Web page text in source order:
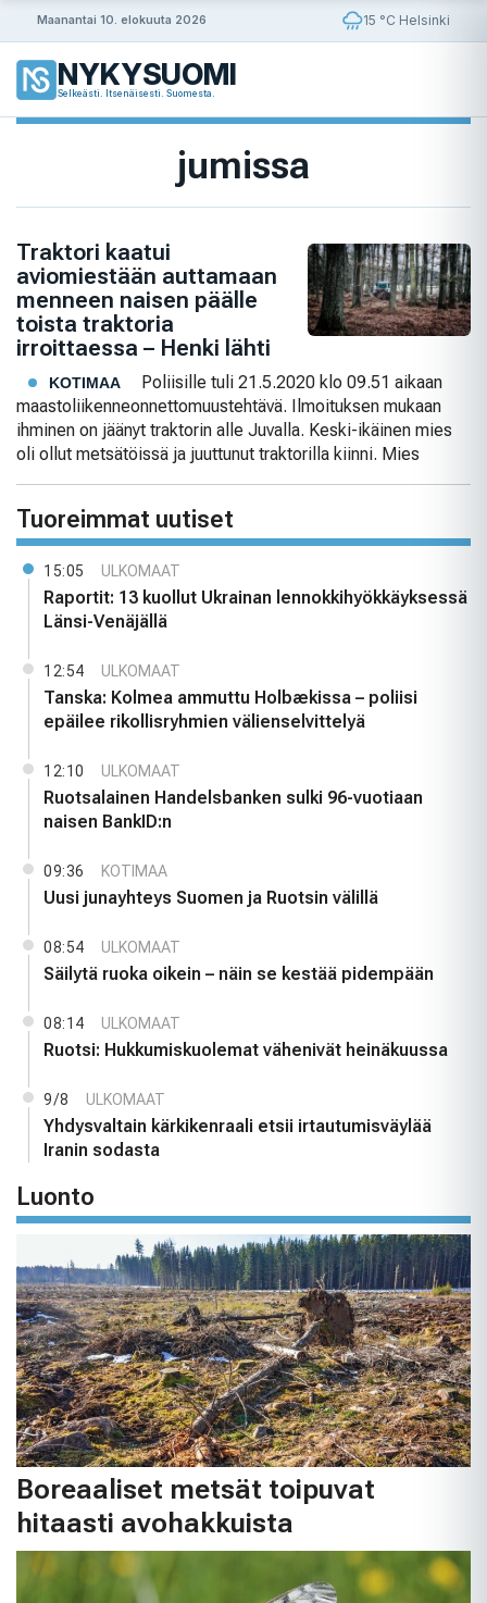
Maanantai 10. elokuuta 2026 15 °C Helsinki
NYKYSUOMI
Selkeästi. Itsenäisesti. Suomesta.
jumissa
Traktori kaatui
aviomiestään auttamaan
menneen naisen päälle
toista traktoria
irroittaessa – Henki lähti
KOTIMAA
Poliisille tuli 21.5.2020 klo 09.51 aikaan
maastoliikenneonnettomuustehtävä. Ilmoituksen mukaan
ihminen on jäänyt traktorin alle Juvalla. Keski-ikäinen mies
oli ollut metsätöissä ja juuttunut traktorilla kiinni. Mies
Tuoreimmat uutiset
15:05 ULKOMAAT
Raportit: 13 kuollut Ukrainan lennokkihyökkäyksessä
Länsi-Venäjällä
12:54 ULKOMAAT
Tanska: Kolmea ammuttu Holbækissa – poliisi
epäilee rikollisryhmien välienselvittelyä
12:10 ULKOMAAT
Ruotsalainen Handelsbanken sulki 96-vuotiaan
naisen BankID:n
09:36 KOTIMAA
Uusi junayhteys Suomen ja Ruotsin välillä
08:54 ULKOMAAT
Säilytä ruoka oikein – näin se kestää pidempään
08:14 ULKOMAAT
Ruotsi: Hukkumiskuolemat vähenivät heinäkuussa
9/8 ULKOMAAT
Yhdysvaltain kärkikenraali etsii irtautumisväylää
Iranin sodasta
Luonto
Boreaaliset metsät toipuvat
hitaasti avohakkuista